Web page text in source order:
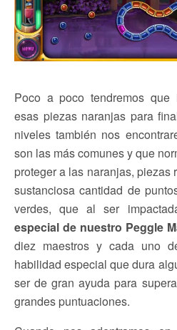
Poco a poco tendremos que
esas piezas naranjas para
niveles también nos
son las más comunes y que
proteger a las naranjas, piezas
sustanciosa cantidad de
verdes, que al ser
especial de nuestro Peggle
diez maestros y cada uno
habilidad especial que dura
ser de gran ayuda para
grandes puntuaciones.